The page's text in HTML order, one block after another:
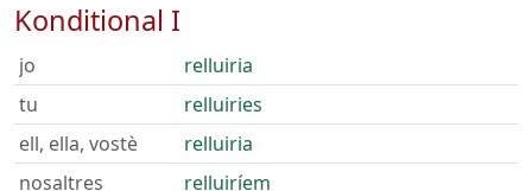
Konditional I
jo
relluiria
tu
relluiries
ell, ella, vostè
relluiria
nosaltres
relluiríem